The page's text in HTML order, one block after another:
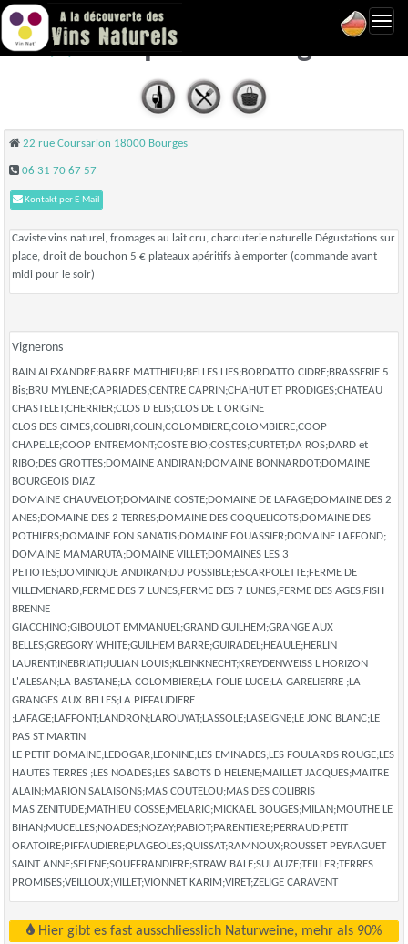
Vinapava - Bourges
22 rue Coursarlon 18000 Bourges
06 31 70 67 57
Kontakt per E-Mail
Caviste vins naturel, fromages au lait cru, charcuterie naturelle Dégustations sur
place, droit de bouchon 5 € plateaux apéritifs à emporter (commande avant
midi pour le soir)
Vignerons
BAIN ALEXANDRE;BARRE MATTHIEU;BELLES LIES;BORDATTO CIDRE;BRASSERIE 5
Bis;BRU MYLENE;CAPRIADES;CENTRE CAPRIN;CHAHUT ET PRODIGES;CHATEAU
CHASTELET;CHERRIER;CLOS D ELIS;CLOS DE L ORIGINE
CLOS DES CIMES;COLIBRI;COLIN;COLOMBIERE;COLOMBIERE;COOP
CHAPELLE;COOP ENTREMONT;COSTE BIO;COSTES;CURTET;DA ROS;DARD et
RIBO;DES GROTTES;DOMAINE ANDIRAN;DOMAINE BONNARDOT;DOMAINE
BOURGEOIS DIAZ
DOMAINE CHAUVELOT;DOMAINE COSTE;DOMAINE DE LAFAGE;DOMAINE DES 2
ANES;DOMAINE DES 2 TERRES;DOMAINE DES COQUELICOTS;DOMAINE DES
POTHIERS;DOMAINE FON SANATIS;DOMAINE FOUASSIER;DOMAINE LAFFOND;
DOMAINE MAMARUTA;DOMAINE VILLET;DOMAINES LES 3
PETIOTES;DOMINIQUE ANDIRAN;DU POSSIBLE;ESCARPOLETTE;FERME DE
VILLEMENARD;FERME DES 7 LUNES;FERME DES 7 LUNES;FERME DES AGES;FISH
BRENNE
GIACCHINO;GIBOULOT EMMANUEL;GRAND GUILHEM;GRANGE AUX
BELLES;GREGORY WHITE;GUILHEM BARRE;GUIRADEL;HEAULE;HERLIN
LAURENT;INEBRIATI;JULIAN LOUIS;KLEINKNECHT;KREYDENWEISS L HORIZON
L'ALESAN;LA BASTANE;LA COLOMBIERE;LA FOLIE LUCE;LA GARELIERRE ;LA
GRANGES AUX BELLES;LA PIFFAUDIERE
;LAFAGE;LAFFONT;LANDRON;LAROUYAT;LASSOLE;LASEIGNE;LE JONC BLANC;LE
PAS ST MARTIN
LE PETIT DOMAINE;LEDOGAR;LEONINE;LES EMINADES;LES FOULARDS ROUGE;LES
HAUTES TERRES ;LES NOADES;LES SABOTS D HELENE;MAILLET JACQUES;MAITRE
ALAIN;MARION SALAISONS;MAS COUTELOU;MAS DES COLIBRIS
MAS ZENITUDE;MATHIEU COSSE;MELARIC;MICKAEL BOUGES;MILAN;MOUTHE LE
BIHAN;MUCELLES;NOADES;NOZAY;PABIOT;PARENTIERE;PERRAUD;PETIT
ORATOIRE;PIFFAUDIERE;PLAGEOLES;QUISSAT;RAMNOUX;ROUSSET PEYRAGUET
SAINT ANNE;SELENE;SOUFFRANDIERE;STRAW BALE;SULAUZE;TEILLER;TERRES
PROMISES;VEILLOUX;VILLET;VIONNET KARIM;VIRET;ZELIGE CARAVENT
Hier gibt es fast ausschliesslich Naturweine, mehr als 90%